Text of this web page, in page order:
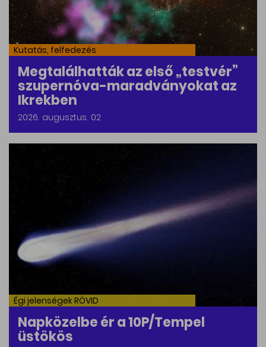
Kutatás, felfedezés
Megtalálhatták az első „testvér”
szupernóva-maradványokat az
Ikrekben
2026. augusztus. 02
Égi jelenségek RÖVID
Napközelbe ér a 10P/Tempel
üstökös